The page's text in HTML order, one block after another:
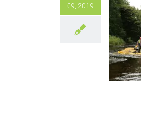
09, 2019